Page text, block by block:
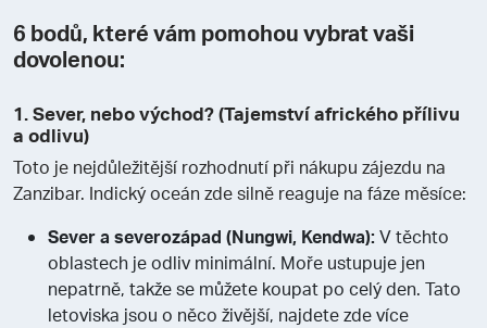
6 bodů, které vám pomohou vybrat vaši
dovolenou:
1. Sever, nebo východ? (Tajemství afrického přílivu
a odlivu)
Toto je nejdůležitější rozhodnutí při nákupu zájezdu na
Zanzibar. Indický oceán zde silně reaguje na fáze měsíce:
Sever a severozápad (Nungwi, Kendwa):V těchto
oblastech je odliv minimální. Moře ustupuje jen
nepatrně, takže se můžete koupat po celý den. Tato
letoviska jsou o něco živější, najdete zde více